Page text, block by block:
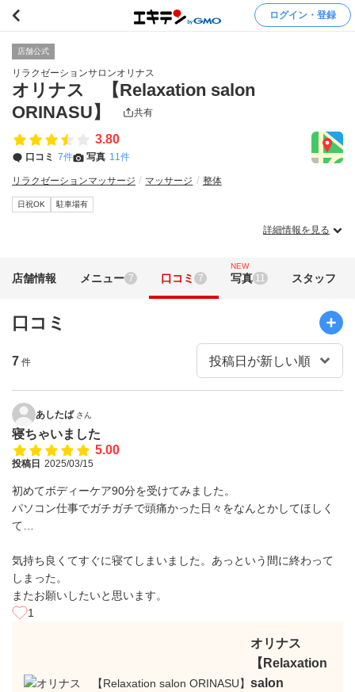
ログイン・登録
店舗公式
リラクゼーションサロンオリナス
オリナス 【Relaxation salon
ORINASU】
共有
3.80
口コミ 7件 写真 11件
リラクゼーションマッサージ マッサージ 整体
日祝OK 駐車場有
詳細情報を見る
店舗情報 メニュー 7 口コミ 7
NEW
写真 11 スタッフ
口コミ
7 件
あしたば さん
寝ちゃいました
5.00
投稿日 2025/03/15
初めてボディーケア90分を受けてみました。
パソコン仕事でガチガチで頭痛かった日々をなんとかしてほしく
て…
気持ち良くてすぐに寝てしまいました。あっという間に終わって
しまった。
またお願いしたいと思います。
1
オリナス
【Relaxation
salon